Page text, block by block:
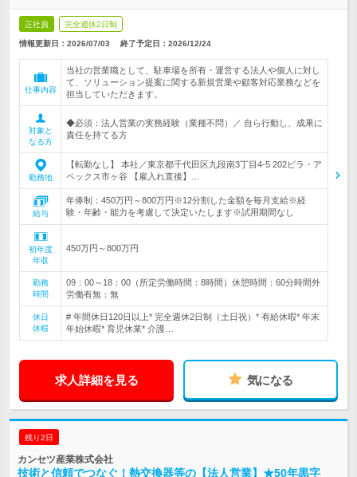
正社員 完全週休2日制
情報更新日：2026/07/03 終了予定日： 2026/12/24
仕事内容
当社の営業職として、駐車場を所有・運営する法人や個人に対し
て、ソリューション提案に関する新規営業や顧客対応業務などを
担当していただきます。
対象と
なる方
◆必須：法人営業の実務経験（業種不問）／ 自ら行動し、成果に
責任を持てる方
勤務地
【転勤なし】 本社／東京都千代田区九段南3丁目4-5 202ビラ・ア
ペックス市ヶ谷 【雇入れ直後】…
給与
年俸制：450万円～800万円※12分割した金額を毎月支給※経
験・年齢・能力を考慮して決定いたします※試用期間なし
初年度
年収
450万円～800万円
勤務
時間
09：00～18：00（所定労働時間：8時間）休憩時間：60分時間外
労働有無：無
休日
休暇
# 年間休日120日以上* 完全週休2日制（土日祝）* 有給休暇* 年末
年始休暇* 育児休業* 介護…
求人詳細を見る 気になる
残り2日
カンセツ産業株式会社
技術と信頼でつなぐ！熱交換器等の【法人営業】★50年黒字